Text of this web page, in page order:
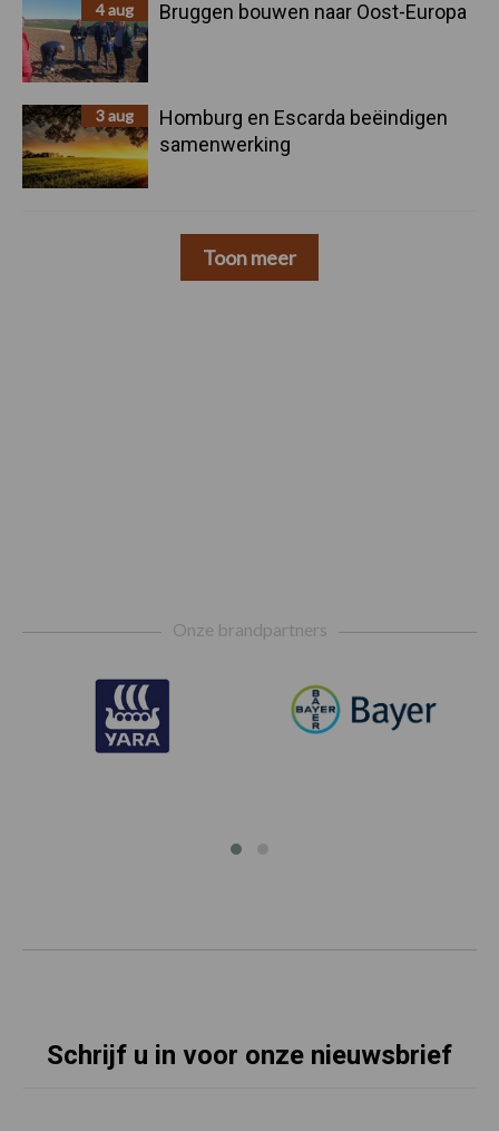
4 aug Bruggen bouwen naar Oost-Europa
3 aug
Homburg en Escarda beëindigen
samenwerking
Toon meer
Onze brandpartners
Schrijf u in voor onze nieuwsbrief